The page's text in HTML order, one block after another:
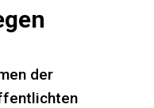
der